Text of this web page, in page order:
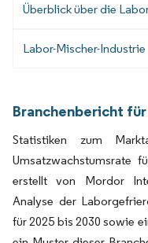
Überblick über die
Labor-Mischer-Industrie
Branchenbericht
Statistiken zum
Umsatzwachstumsrate
erstellt von Mordor
Analyse der
für 2025 bis 2030 sowie